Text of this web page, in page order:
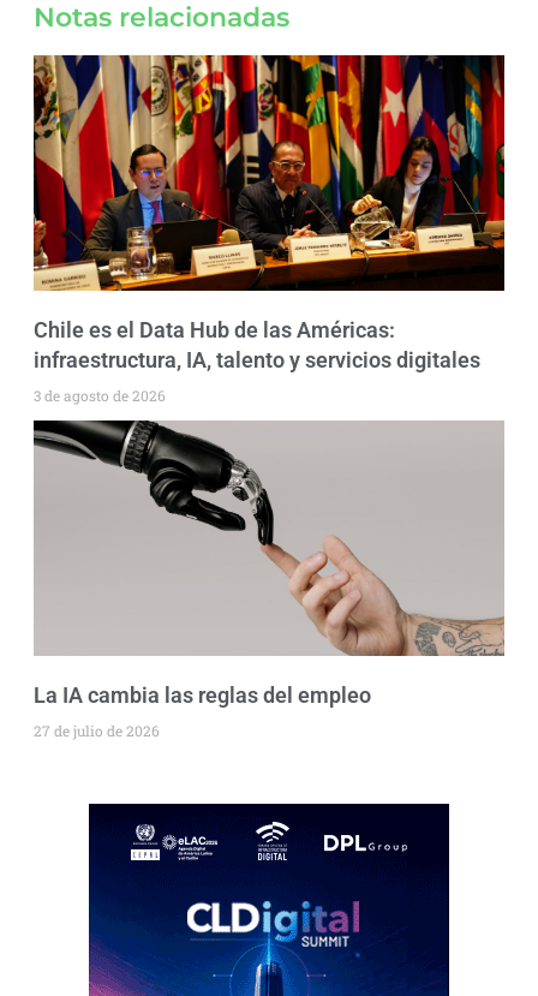
Notas relacionadas
Chile es el Data Hub de las Américas:
infraestructura, IA, talento y servicios digitales
3 de agosto de 2026
La IA cambia las reglas del empleo
27 de julio de 2026